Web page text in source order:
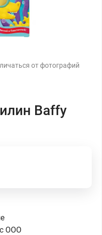
от фотографий
Baffy
ООО